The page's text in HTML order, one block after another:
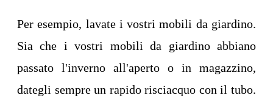
Per esempio, lavate i vostri mobili da giardino.
Sia che i vostri mobili da giardino abbiano
passato l'inverno all'aperto o in magazzino,
dategli sempre un rapido risciacquo con il tubo.